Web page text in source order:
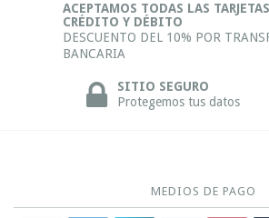
ACEPTAMOS TODAS LAS
CRÉDITO Y DÉBITO
DESCUENTO DEL 10% POR
BANCARIA
SITIO SEGURO
Protegemos tus datos
MEDIOS DE PAGO